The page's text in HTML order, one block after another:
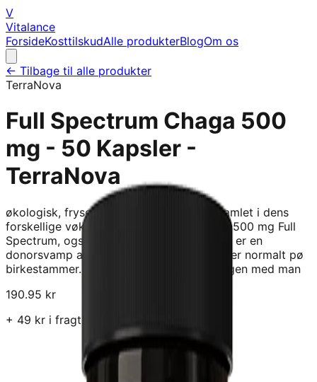
V
Vitalance
ForsideKosttilskudAlle produkterBlogOm os
← Tilbage til alle produkter
TerraNova
Full Spectrum Chaga 500
mg - 50 Kapsler -
TerraNova
økologisk, frysetørret chaga-svamp indsamlet i dens
forskellige vøkststadier. Terranova Chaga 500 mg Full
Spectrum, ogsø kendt som Chaga-svamp, er en
donorsvamp af løvføldende trøer og vokser normalt pø
birkestammer. Det er et kraftfuldt adaptogen med man
190.95 kr
+ 49 kr i fragt